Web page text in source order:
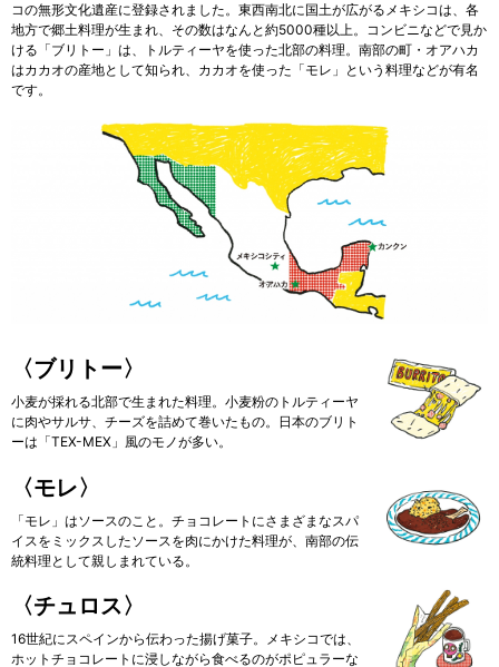
コの無形文化遺産に登録されました。東西南北に国土が広がるメキシコは、各
地方で郷土料理が生まれ、その数はなんと約5000種以上。コンビニなどで見か
ける「ブリトー」は、トルティーヤを使った北部の料理。南部の町・オアハカ
はカカオの産地として知られ、カカオを使った「モレ」という料理などが有名
です。
〈ブリトー〉
小麦が採れる北部で生まれた料理。小麦粉のトルティーヤ
に肉やサルサ、チーズを詰めて巻いたもの。日本のブリト
ーは「TEX-MEX」風のモノが多い。
〈モレ〉
「モレ」はソースのこと。チョコレートにさまざまなスパ
イスをミックスしたソースを肉にかけた料理が、南部の伝
統料理として親しまれている。
〈チュロス〉
16世紀にスペインから伝わった揚げ菓子。メキシコでは、
ホットチョコレートに浸しながら食べるのがポピュラーな